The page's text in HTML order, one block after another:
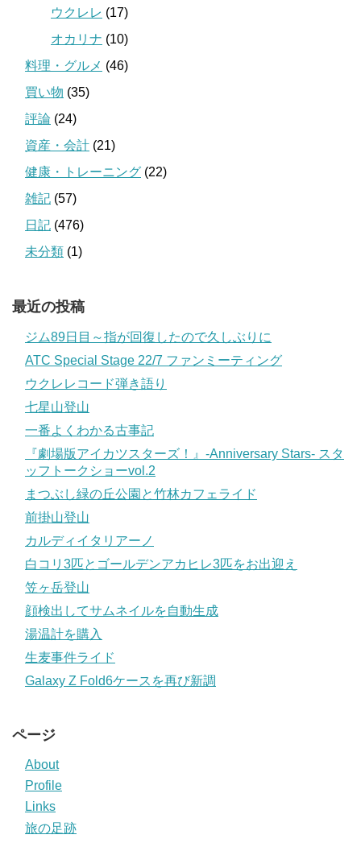
ウクレレ (17)
オカリナ (10)
料理・グルメ (46)
買い物 (35)
評論 (24)
資産・会計 (21)
健康・トレーニング (22)
雑記 (57)
日記 (476)
未分類 (1)
最近の投稿
ジム89日目～指が回復したので久しぶりに
ATC Special Stage 22/7 ファンミーティング
ウクレレコード弾き語り
七星山登山
一番よくわかる古事記
『劇場版アイカツスターズ！』-Anniversary Stars- スタ
ッフトークショーvol.2
まつぶし緑の丘公園と竹林カフェライド
前掛山登山
カルディイタリアーノ
白コリ3匹とゴールデンアカヒレ3匹をお出迎え
笠ヶ岳登山
顔検出してサムネイルを自動生成
湯温計を購入
生麦事件ライド
Galaxy Z Fold6ケースを再び新調
ページ
About
Profile
Links
旅の足跡